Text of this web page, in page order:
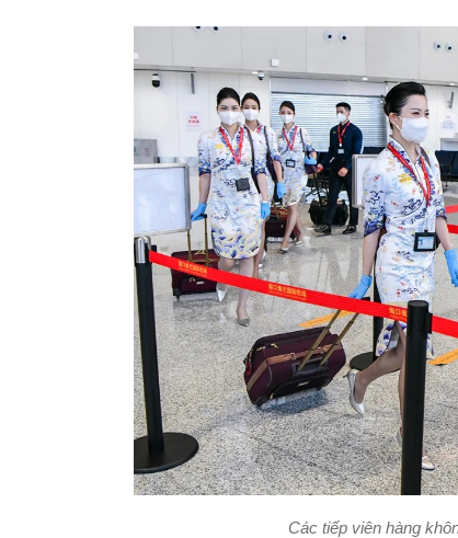
Các tiếp viên hàng